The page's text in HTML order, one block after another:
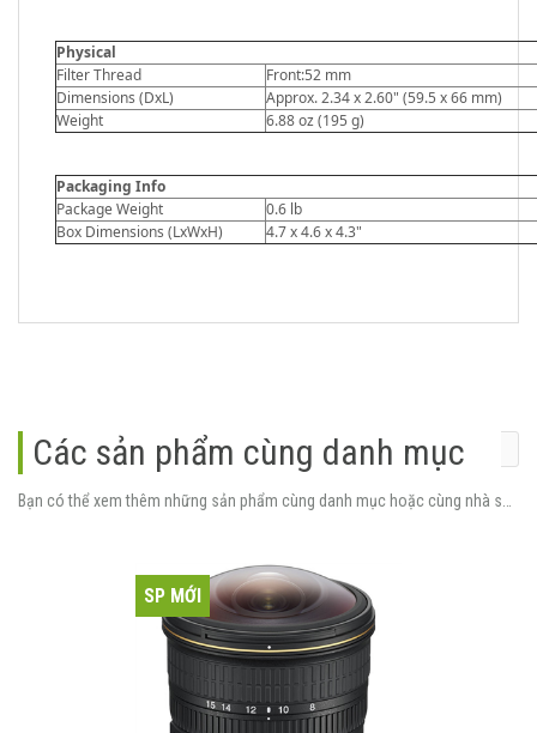
Physical
Filter Thread
Front:52 mm
Dimensions (DxL)
Approx. 2.34 x 2.60" (59.5 x 66 mm)
Weight
6.88 oz (195 g)
Packaging Info
Package Weight
0.6 lb
Box Dimensions (LxWxH)
4.7 x 4.6 x 4.3"
Các sản phẩm cùng danh mục
SP MỚI